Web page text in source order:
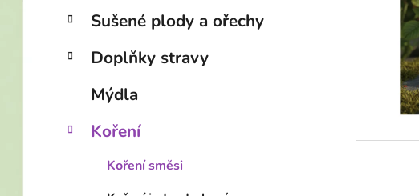
n
n
í
n
i
Sušené plody a ořechy
Doplňky stravy
Mýdla
Koření
Koření směsi